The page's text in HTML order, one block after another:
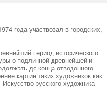
года участвовал в городских,
период исторического
о подлинной древнейшей и
до конца отведенного
картин таких художников как
русского художника